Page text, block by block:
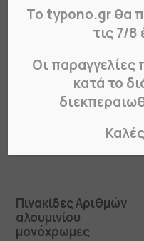
This
product
variants.
the
Πινακίδες Αριθμών
αλουμινίου
μονόχρωμες
Το typono.gr θα
τις 7/8
Οι
κατά το